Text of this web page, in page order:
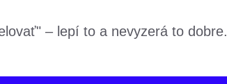
– lepí to a nevyzerá to dobre.